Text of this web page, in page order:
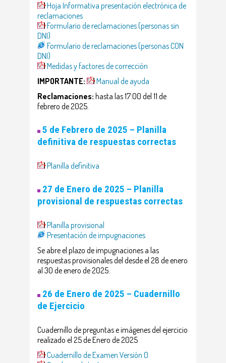
Hoja Informativa presentación electrónica de
reclamaciones
Formulario de reclamaciones (personas sin
DNI)
Formulario de reclamaciones (personas CON
DNI)
Medidas y factores de corrección
IMPORTANTE:
Manual de ayuda
Reclamaciones: hasta las 17:00 del 11 de
febrero de 2025.
5 de Febrero de 2025 – Planilla
definitiva de respuestas correctas
Planilla definitiva
27 de Enero de 2025 – Planilla
provisional de respuestas correctas
Planilla provisional
Presentación de impugnaciones
Se abre el plazo de impugnaciones a las
respuestas provisionales del desde el 28 de enero
al 30 de enero de 2025.
26 de Enero de 2025 – Cuadernillo
de Ejercicio
Cuadernillo de preguntas e imágenes del ejercicio
realizado el 25 de Enero de 2025
Cuadernillo de Examen Versión 0